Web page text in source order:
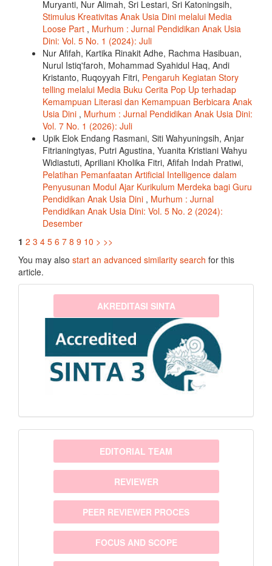
Muryanti, Nur Alimah, Sri Lestari, Sri Katoningsih,
Stimulus Kreativitas Anak Usia Dini melalui Media
Loose Part , Murhum : Jurnal Pendidikan Anak Usia
Dini: Vol. 5 No. 1 (2024): Juli
Nur Afifah, Kartika Rinakit Adhe, Rachma Hasibuan,
Nurul Istiq'faroh, Mohammad Syahidul Haq, Andi
Kristanto, Ruqoyyah Fitri, Pengaruh Kegiatan Story
telling melalui Media Buku Cerita Pop Up terhadap
Kemampuan Literasi dan Kemampuan Berbicara Anak
Usia Dini , Murhum : Jurnal Pendidikan Anak Usia Dini:
Vol. 7 No. 1 (2026): Juli
Upik Elok Endang Rasmani, Siti Wahyuningsih, Anjar
Fitrianingtyas, Putri Agustina, Yuanita Kristiani Wahyu
Widiastuti, Apriliani Kholika Fitri, Afifah Indah Pratiwi,
Pelatihan Pemanfaatan Artificial Intelligence dalam
Penyusunan Modul Ajar Kurikulum Merdeka bagi Guru
Pendidikan Anak Usia Dini , Murhum : Jurnal
Pendidikan Anak Usia Dini: Vol. 5 No. 2 (2024):
Desember
1 2 3 4 5 6 7 8 9 10 > >>
You may also start an advanced similarity search for this
article.
sinta3 AKREDITASI SINTA
menu EDITORIAL TEAM
REVIEWER
PEER REVIEWER PROCES
FOCUS AND SCOPE